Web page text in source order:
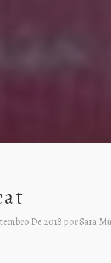
De 2018 porSara